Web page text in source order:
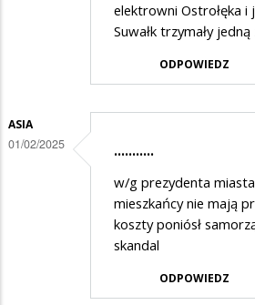
elektrowni Ostrołęka i
Suwałk trzymały jedną
ODPOWIEDZ
ASIA
01/02/2025 ...........
w/g prezydenta miasta
mieszkańcy nie mają
koszty poniósł
skandal
ODPOWIEDZ